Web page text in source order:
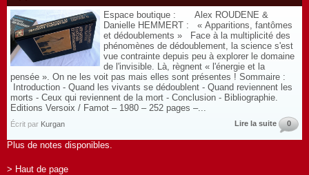
Espace boutique : Alex ROUDENE &
Danielle HEMMERT : « Apparitions, fantômes
et dédoublements » Face à la multiplicité des
phénomènes de dédoublement, la science s'est
vue contrainte depuis peu à explorer le domaine
de l'invisible. Là, règnent « l'énergie et la
pensée ». On ne les voit pas mais elles sont présentes ! Sommaire :
Introduction - Quand les vivants se dédoublent - Quand reviennent les
morts - Ceux qui reviennent de la mort - Conclusion - Bibliographie.
Editions Versoix / Famot – 1980 – 252 pages –...
Écrit par Kurgan Lire la suite 0
Plus de notes disponibles.
> Haut de page